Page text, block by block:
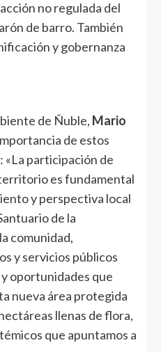
no regulada del
de barro. También
y gobernanza
de Ñuble, Mario
de estos
participación de
es fundamental
y perspectiva local
de la
comunidad,
y servicios públicos
oportunidades que
nueva área protegida
llenas de flora,
que apuntamos a